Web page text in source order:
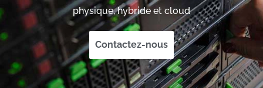
physique, hybride et cloud
Contactez-nous